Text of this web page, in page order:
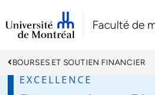
Faculté de
BOURSES ET SOUTIEN FINANCIER
EXCELLENCE